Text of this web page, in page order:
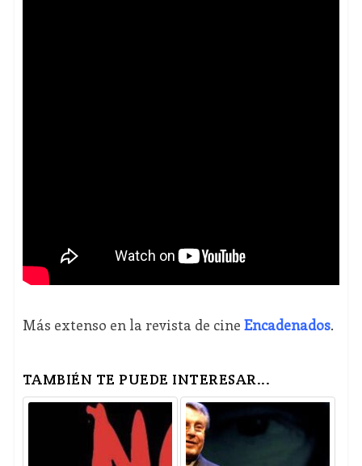
Más extenso en la revista de cine Encadenados.
TAMBIÉN TE PUEDE INTERESAR...